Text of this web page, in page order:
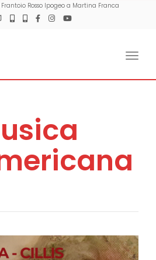
Rosso Ipogeo a Martina Franca